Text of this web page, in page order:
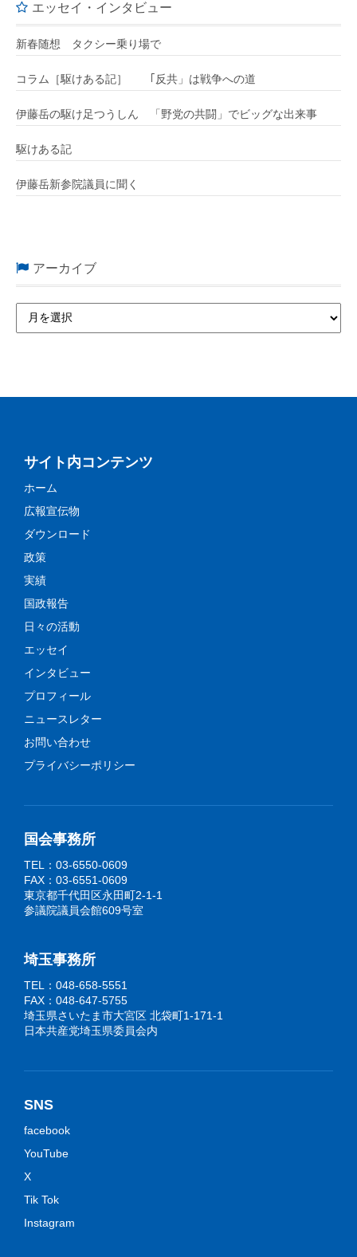
エッセイ・インタビュー
新春随想 タクシー乗り場で
コラム［駆けある記］ ｢反共」は戦争への道
伊藤岳の駆け足つうしん 「野党の共闘」でビッグな出来事
駆けある記
伊藤岳新参院議員に聞く
アーカイブ
サイト内コンテンツ
ホーム
広報宣伝物
ダウンロード
政策
実績
国政報告
日々の活動
エッセイ
インタビュー
プロフィール
ニュースレター
お問い合わせ
プライバシーポリシー
国会事務所
TEL：03-6550-0609
FAX：03-6551-0609
東京都千代田区永田町2-1-1
参議院議員会館609号室
埼玉事務所
TEL：048-658-5551
FAX：048-647-5755
埼玉県さいたま市大宮区 北袋町1-171-1
日本共産党埼玉県委員会内
SNS
facebook
YouTube
X
Tik Tok
Instagram